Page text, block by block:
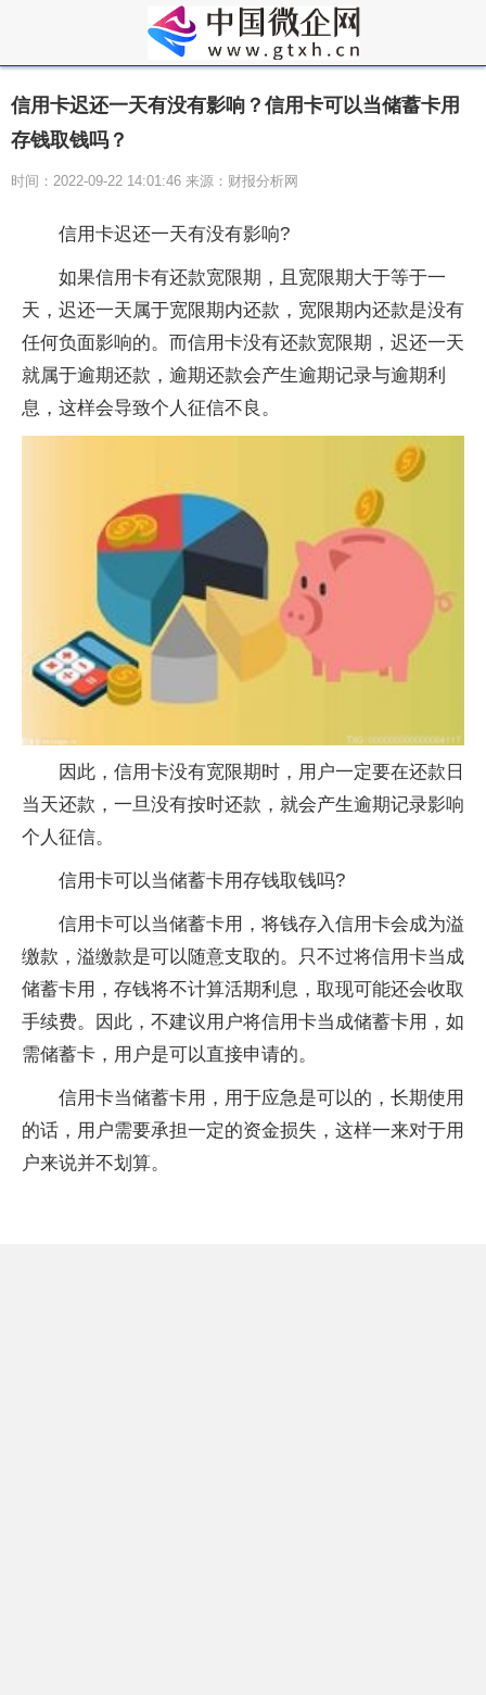
信用卡迟还一天有没有影响？信用卡可以当储蓄卡用
存钱取钱吗？
时间：2022-09-22 14:01:46 来源：财报分析网
信用卡迟还一天有没有影响?
如果信用卡有还款宽限期，且宽限期大于等于一
天，迟还一天属于宽限期内还款，宽限期内还款是没有
任何负面影响的。而信用卡没有还款宽限期，迟还一天
就属于逾期还款，逾期还款会产生逾期记录与逾期利
息，这样会导致个人征信不良。
因此，信用卡没有宽限期时，用户一定要在还款日
当天还款，一旦没有按时还款，就会产生逾期记录影响
个人征信。
信用卡可以当储蓄卡用存钱取钱吗?
信用卡可以当储蓄卡用，将钱存入信用卡会成为溢
缴款，溢缴款是可以随意支取的。只不过将信用卡当成
储蓄卡用，存钱将不计算活期利息，取现可能还会收取
手续费。因此，不建议用户将信用卡当成储蓄卡用，如
需储蓄卡，用户是可以直接申请的。
信用卡当储蓄卡用，用于应急是可以的，长期使用
的话，用户需要承担一定的资金损失，这样一来对于用
户来说并不划算。